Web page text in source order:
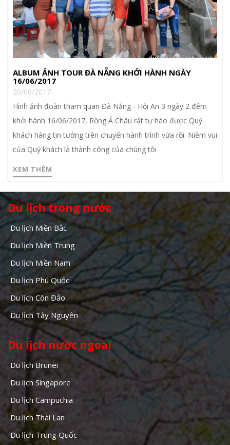
ALBUM ẢNH TOUR ĐÀ NẴNG KHỞI HÀNH NGÀY
16/06/2017
20/06/2017
Hình ảnh đoàn tham quan Đà Nẵng - Hội An 3 ngày 2 đêm
khởi hành 16/06/2017, Rồng Á Châu rất tự hào được Quý
khách hàng tin tưởng trên chuyến hành trình vừa rồi. Niềm vui
của Quý khách là thành công của chúng tôi
XEM THÊM
Du lịch trong nước
Du lịch Miền Bắc
Du lịch Miền Trung
Du lịch Miền Nam
Du lịch Phú Quốc
Du lịch Côn Đảo
Du lịch Tây Nguyên
Du lịch nước ngoài
Du lịch Brunei
Du lịch Singapore
Du lịch Campuchia
Du lịch Thái Lan
Du lịch Trung Quốc